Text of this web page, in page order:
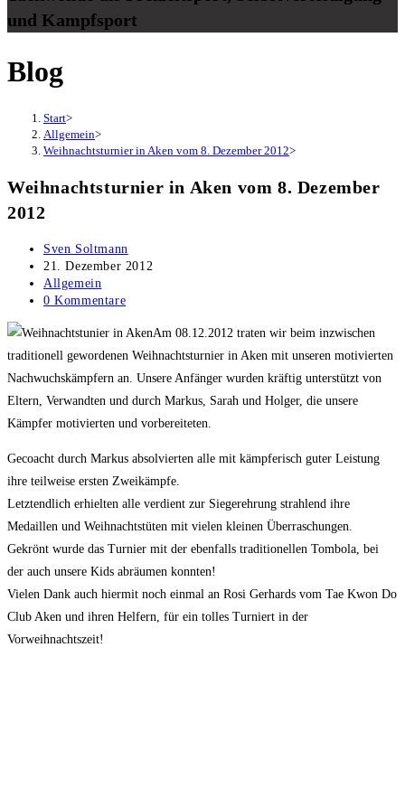
und Kampfsport
Blog
Start>
Allgemein>
Weihnachtsturnier in Aken vom 8. Dezember 2012>
Weihnachtsturnier in Aken vom 8. Dezember
2012
Beitrags-
Autor:
Sven Soltmann
Beitrag
veröffentlicht:
21. Dezember 2012
Beitrags-
Kategorie:
Allgemein
Beitrags-
0 Kommentare
Am 08.12.2012 traten wir beim inzwischen
traditionell gewordenen Weihnachtsturnier in Aken mit unseren motivierten
Nachwuchskämpfern an. Unsere Anfänger wurden kräftig unterstützt von
Eltern, Verwandten und durch Markus, Sarah und Holger, die unsere
Kämpfer motivierten und vorbereiteten.
Gecoacht durch Markus absolvierten alle mit kämpferisch guter Leistung
ihre teilweise ersten Zweikämpfe.
Letztendlich erhielten alle verdient zur Siegerehrung strahlend ihre
Medaillen und Weihnachtstüten mit vielen kleinen Überraschungen.
Gekrönt wurde das Turnier mit der ebenfalls traditionellen Tombola, bei
der auch unsere Kids abräumen konnten!
Vielen Dank auch hiermit noch einmal an Rosi Gerhards vom Tae Kwon Do
Club Aken und ihren Helfern, für ein tolles Turniert in der
Vorweihnachtszeit!